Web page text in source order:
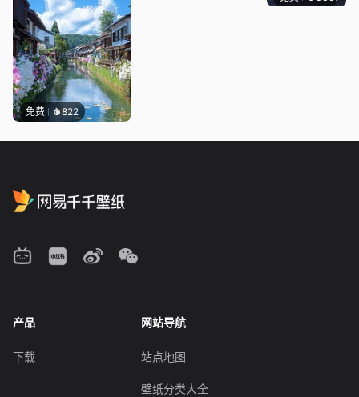
免费 822
产品
下载
网站导航
站点地图
壁纸分类大全